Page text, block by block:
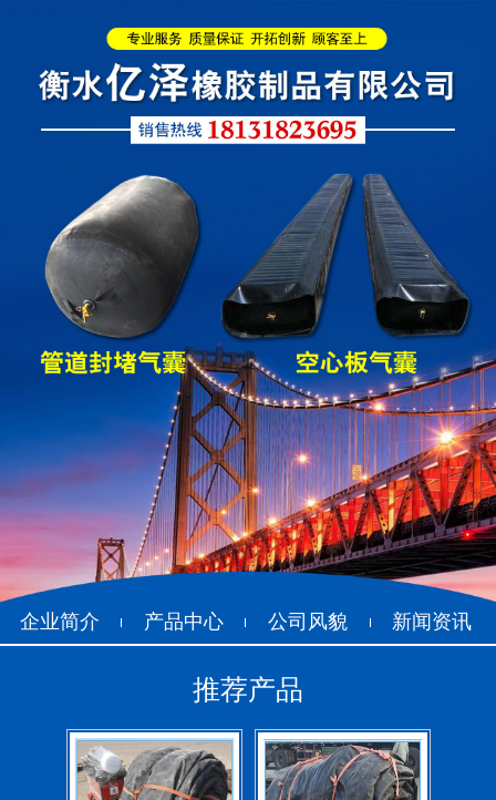
企业简介 产品中心 公司风貌 新闻资讯
推荐产品
板式橡胶伸缩缝 C型桥梁伸缩缝
200*25米圆形桥梁气囊
390*14米的圆形充气芯
模
空心板内模 桥梁空心板气囊